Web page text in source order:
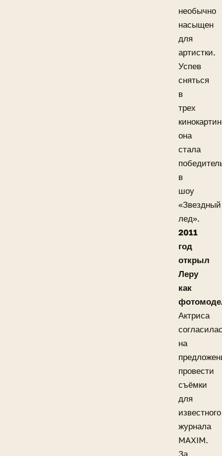
необычно
насыщен
для
артистки.
Успев
сняться
в
трех
она
стала
в
шоу
«Звездный
лед».
2011
год
открыл
Леру
как
Актриса
на
провести
съёмки
для
известного
журнала
MAXIM.
За